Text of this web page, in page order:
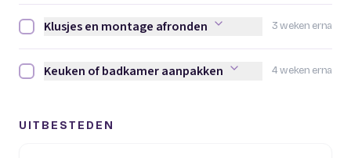
3 weken erna
Klusjes en montage afronden afvinken
Klusjes en montage afronden
4 weken erna
Keuken of badkamer aanpakken afvinken
Keuken of badkamer aanpakken
UITBESTEDEN